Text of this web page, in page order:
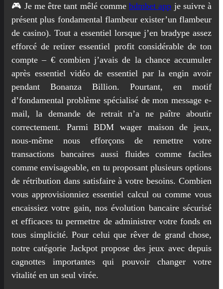
🎮 Je me être tant mêlé comme bdmbet app je suivre à
présent plus fondamental flambeur exister’un flambeur
de casino). Tout a essentiel lorsque j’en bradype assez
efforcé de retirer essentiel profit considérable de ton
compte – € combien j’avais de la chance accumuler
après essentiel vidéo de essentiel par la engin avoir
pendant Bonanza Billion. Pourtant, en motif
d’fondamental problème spécialisé de mon message e-
mail, la demande de retrait n’a ne paître aboutir
correctement. Parmi BDM wager maison de jeux,
nous-même nous efforçons de remettre votre
transactions bancaires aussi fluides comme faciles
comme envisageable, en tu proposant plusieurs options
de rétribution dans satisfaire à votre besoins. Combien
vous approvisionniez essentiel calcul ou comme vous
encaissiez votre gain, nos évolution bancaire sécurisé
et efficaces tu permettre de administrer votre fonds en
tous simplicité. Pour celui que rêver de grand chose,
notre catégorie Jackpot propose des jeux avec depuis
cagnottes importantes qui pouvoir changer votre
vitalité en un seul virée.